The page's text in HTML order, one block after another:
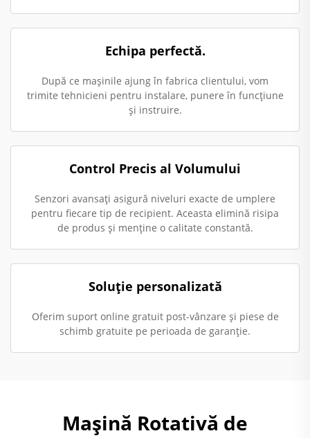
Echipa perfectă.
După ce mașinile ajung în fabrica clientului, vom
trimite tehnicieni pentru instalare, punere în funcțiune
și instruire.
Control Precis al Volumului
Senzori avansați asigură niveluri exacte de umplere
pentru fiecare tip de recipient. Aceasta elimină risipa
de produs și menține o calitate constantă.
Soluție personalizată
Oferim suport online gratuit post-vânzare și piese de
schimb gratuite pe perioada de garanție.
Mașină Rotativă de